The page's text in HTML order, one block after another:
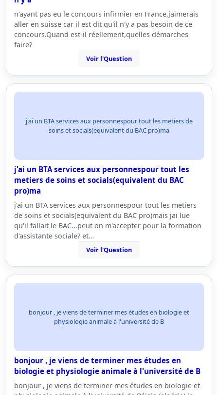
n'ayant pas eu le concours infirmier en France,jaimerais
aller en suisse car il est dit qu'il n'y a pas besoin de ce
concours.Quand est-il réellement,quelles démarches
faire?
Voir l'Question
j'ai un BTA services aux personnespour tout les metiers de
soins et socials(equivalent du BAC pro)ma
j'ai un BTA services aux personnespour tout les
metiers de soins et socials(equivalent du BAC
pro)ma
j'ai un BTA services aux personnespour tout les metiers
de soins et socials(equivalent du BAC pro)mais jai lue
qu'il fallait le BAC...peut on m'accepter pour la formation
d'assistante sociale? et…
Voir l'Question
bonjour , je viens de terminer mes études en biologie et
physiologie animale à l'université de B
bonjour , je viens de terminer mes études en
biologie et physiologie animale à l'université de B
bonjour , je viens de terminer mes études en biologie et